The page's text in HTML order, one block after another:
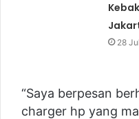
28
“Saya berpesan
charger hp yang